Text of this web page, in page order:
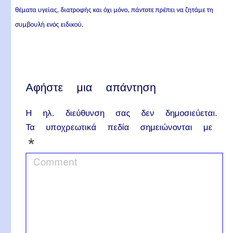
θέματα υγείας, διατροφής και όχι μόνο, πάντοτε πρέπει να ζητάμε τη
συμβουλή ενός ειδικού.
Αφήστε μια απάντηση
Η ηλ. διεύθυνση σας δεν δημοσιεύεται.
Τα υποχρεωτικά πεδία σημειώνονται με
*